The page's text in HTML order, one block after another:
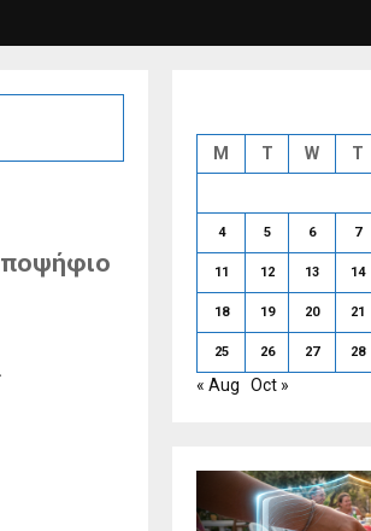
M T W T
4 5 6 7
11 12 13 14
18 19 20 21
25 26 27 28
« Aug Oct »